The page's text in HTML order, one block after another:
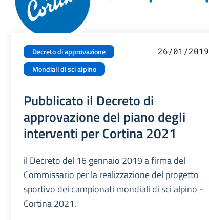
Decreto di approvazione
Mondiali di sci alpino
26/01/2019
Pubblicato il Decreto di
approvazione del piano degli
interventi per Cortina 2021
il Decreto del 16 gennaio 2019 a firma del
Commissario per la realizzazione del progetto
sportivo dei campionati mondiali di sci alpino -
Cortina 2021.